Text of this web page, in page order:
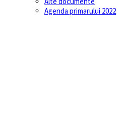
Agenda primarului 2022